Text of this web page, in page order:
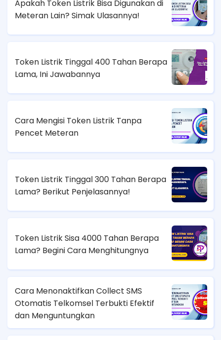
Apakah Token Listrik Bisa Digunakan di
Meteran Lain? Simak Ulasannya!
Token Listrik Tinggal 400 Tahan Berapa
Lama, Ini Jawabannya
Cara Mengisi Token Listrik Tanpa
Pencet Meteran
Token Listrik Tinggal 300 Tahan Berapa
Lama? Berikut Penjelasannya!
Token Listrik Sisa 4000 Tahan Berapa
Lama? Begini Cara Menghitungnya
Cara Menonaktifkan Collect SMS
Otomatis Telkomsel Terbukti Efektif
dan Menguntungkan